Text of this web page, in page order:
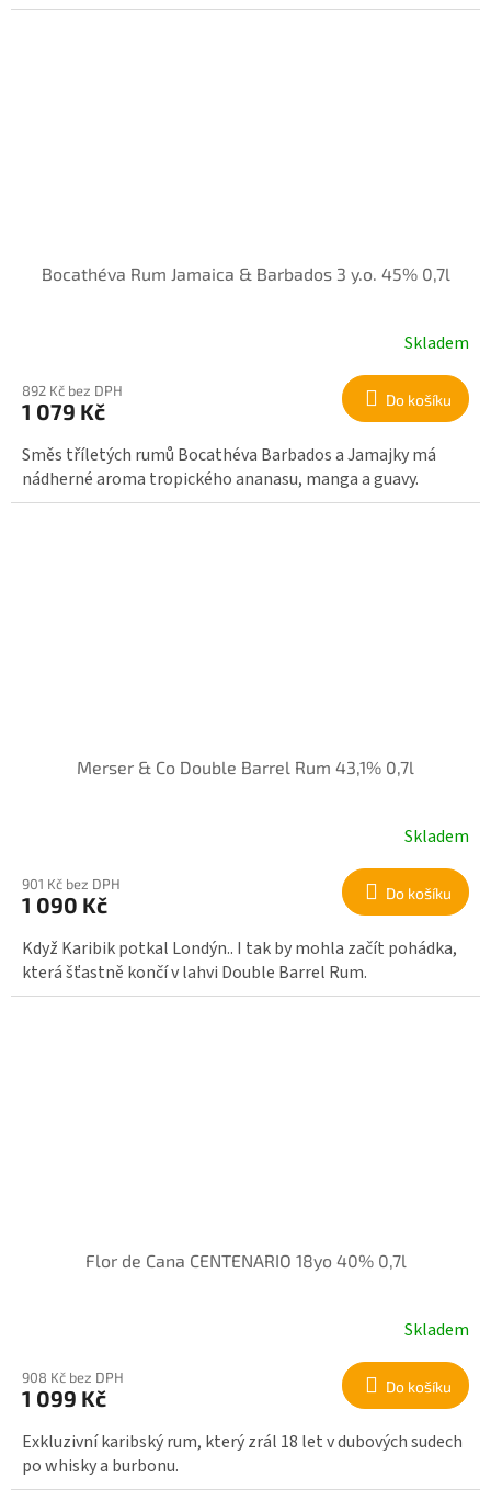
Bocathéva Rum Jamaica & Barbados 3 y.o. 45% 0,7l
Skladem
892 Kč bez DPH
1 079 Kč Do košíku
Směs tříletých rumů Bocathéva Barbados a Jamajky má
nádherné aroma tropického ananasu, manga a guavy.
Merser & Co Double Barrel Rum 43,1% 0,7l
Skladem
901 Kč bez DPH
1 090 Kč Do košíku
Když Karibik potkal Londýn.. I tak by mohla začít pohádka,
která šťastně končí v lahvi Double Barrel Rum.
Flor de Cana CENTENARIO 18yo 40% 0,7l
Skladem
908 Kč bez DPH
1 099 Kč Do košíku
Exkluzivní karibský rum, který zrál 18 let v dubových sudech
po whisky a burbonu.